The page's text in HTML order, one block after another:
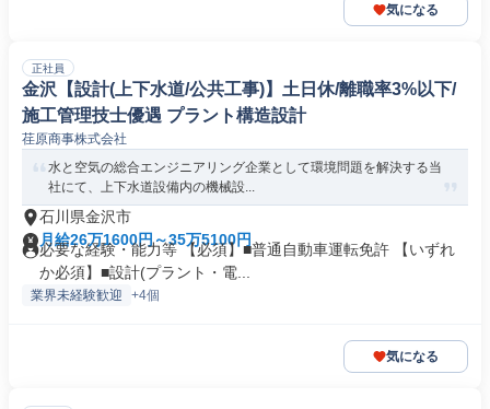
気になる
正社員
金沢【設計(上下水道/公共工事)】土日休/離職率3%以下/
施工管理技士優遇 プラント構造設計
荏原商事株式会社
水と空気の総合エンジニアリング企業として環境問題を解決する当
社にて、上下水道設備内の機械設...
石川県金沢市
月給26万1600円～35万5100円
必要な経験・能力等 【必須】■普通自動車運転免許 【いずれ
か必須】■設計(プラント・電...
業界未経験歓迎 +4個
気になる